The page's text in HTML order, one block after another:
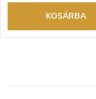
KOSÁRBA